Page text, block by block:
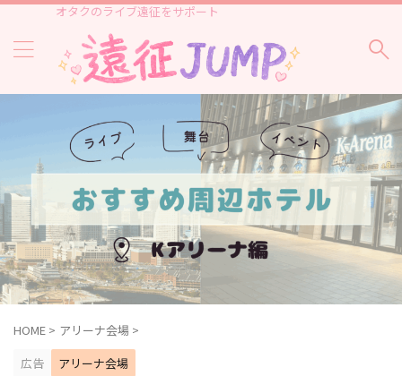
オタクのライブ遠征をサポート
HOME > アリーナ会場 >
広告
アリーナ会場